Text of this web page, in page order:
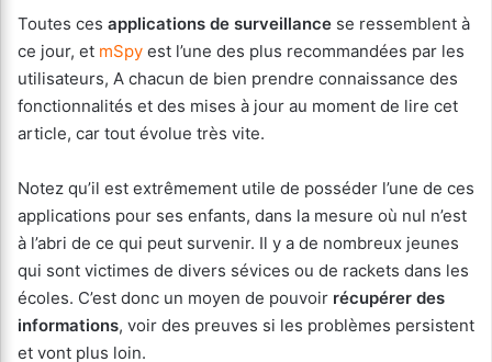
Toutes ces applications de surveillance se ressemblent à
ce jour, et mSpy est l’une des plus recommandées par les
utilisateurs, A chacun de bien prendre connaissance des
fonctionnalités et des mises à jour au moment de lire cet
article, car tout évolue très vite.
Notez qu’il est extrêmement utile de posséder l’une de ces
applications pour ses enfants, dans la mesure où nul n’est
à l’abri de ce qui peut survenir. Il y a de nombreux jeunes
qui sont victimes de divers sévices ou de rackets dans les
écoles. C’est donc un moyen de pouvoir récupérer des
informations, voir des preuves si les problèmes persistent
et vont plus loin.